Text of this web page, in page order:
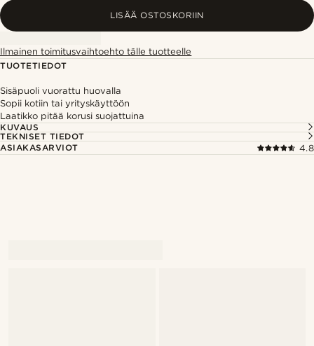
LISÄÄ OSTOSKORIIN
Ilmainen toimitusvaihtoehto tälle tuotteelle
TUOTETIEDOT
Sisäpuoli vuorattu huovalla
Sopii kotiin tai yrityskäyttöön
Laatikko pitää korusi suojattuina
KUVAUS
TEKNISET TIEDOT
ASIAKASARVIOT
4.8